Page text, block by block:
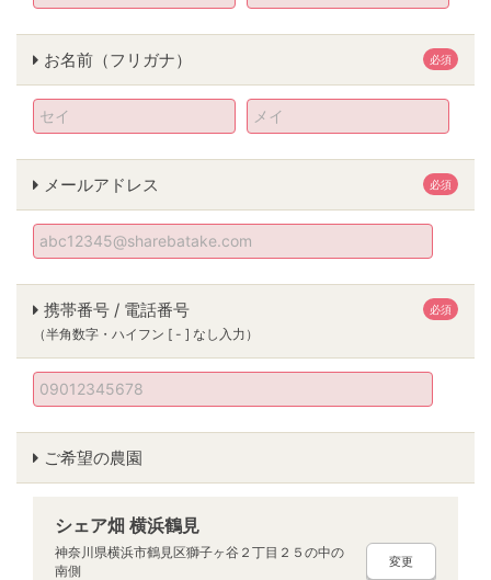
必須
お名前（フリガナ）
必須
メールアドレス
必須
携帯番号 / 電話番号
（半角数字・ハイフン [ - ] なし入力）
ご希望の農園
シェア畑 横浜鶴見
神奈川県横浜市鶴見区獅子ヶ谷２丁目２５の中の
南側
変更